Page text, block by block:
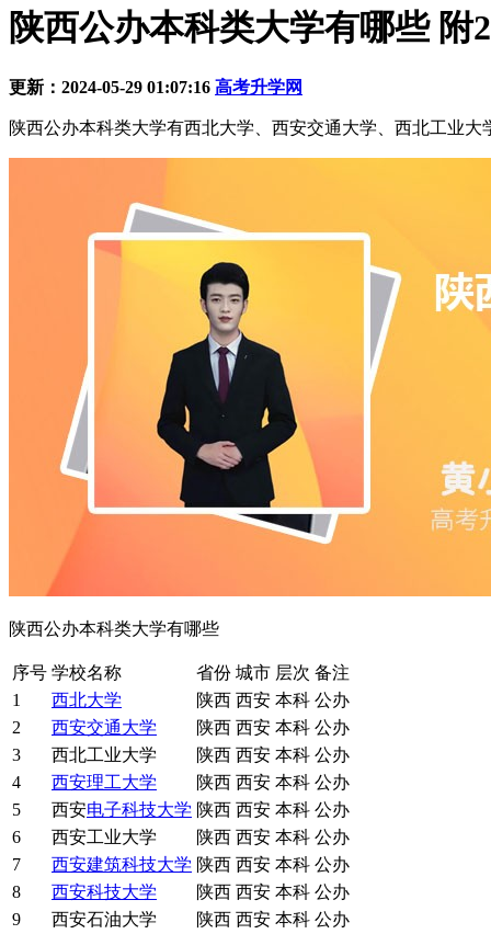
陕西公办本科类大学有哪些 附
更新：2024-05-29 01:07:16 高考升学网
陕西公办本科类大学有西北大学、西安交通大学、西北工业
陕西公办本科类大学有哪些
序号 学校名称 省份 城市 层次 备注
1
西北大学 陕西 西安 本科 公办
2
西安交通大学 陕西 西安 本科 公办
3
西北工业大学 陕西 西安 本科 公办
4
西安理工大学 陕西 西安 本科 公办
5
西安电子科技大学 陕西 西安 本科 公办
6
西安工业大学 陕西 西安 本科 公办
7
西安建筑科技大学 陕西 西安 本科 公办
8
西安科技大学 陕西 西安 本科 公办
9
西安石油大学 陕西 西安 本科 公办